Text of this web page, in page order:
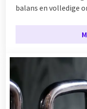
balans en volledige